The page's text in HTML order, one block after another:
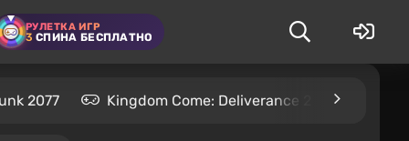
РУЛЕТКА ИГР
3 СПИНА БЕСПЛАТНО
2077 Kingdom Come: Deliverance 2